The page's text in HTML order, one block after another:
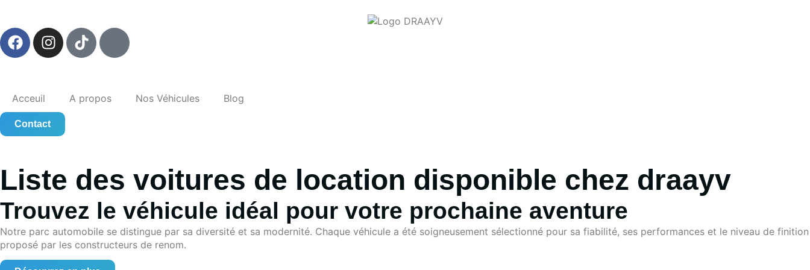
Acceuil A propos Nos Véhicules Blog
Contact
Liste des voitures de location disponible chez draayv
Trouvez le véhicule idéal pour votre prochaine aventure
Notre parc automobile se distingue par sa diversité et sa modernité. Chaque véhicule a été soigneusement sélectionné pour sa fiabilité, ses performances et le niveau de finition
proposé par les constructeurs de renom.